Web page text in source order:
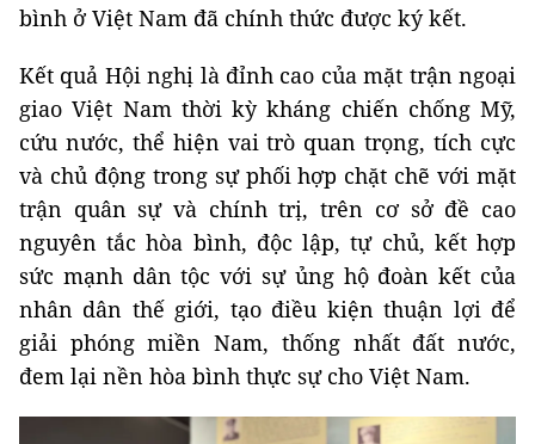
bình ở Việt Nam đã chính thức được ký kết.
Kết quả Hội nghị là đỉnh cao của mặt trận ngoại
giao Việt Nam thời kỳ kháng chiến chống Mỹ,
cứu nước, thể hiện vai trò quan trọng, tích cực
và chủ động trong sự phối hợp chặt chẽ với mặt
trận quân sự và chính trị, trên cơ sở đề cao
nguyên tắc hòa bình, độc lập, tự chủ, kết hợp
sức mạnh dân tộc với sự ủng hộ đoàn kết của
nhân dân thế giới, tạo điều kiện thuận lợi để
giải phóng miền Nam, thống nhất đất nước,
đem lại nền hòa bình thực sự cho Việt Nam.